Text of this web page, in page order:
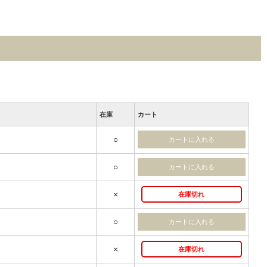
在庫 カート
○
○
× 在庫切れ
○
× 在庫切れ